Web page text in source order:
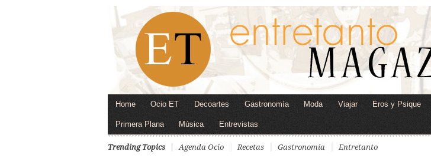
Home Ocio ET Decoartes Gastronomía Moda Viajar Eros y Psique
Primera Plana Música Entrevistas
Trending Topics Agenda Ocio Recetas Gastronomía Entretanto